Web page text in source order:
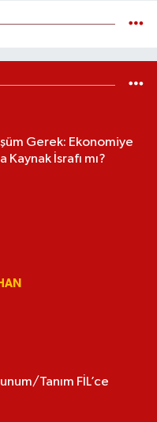
Gerek: Ekonomiye
Kaynak İsrafı mı?
Tanım FİL’ce